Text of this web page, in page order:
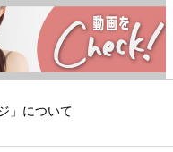
」について